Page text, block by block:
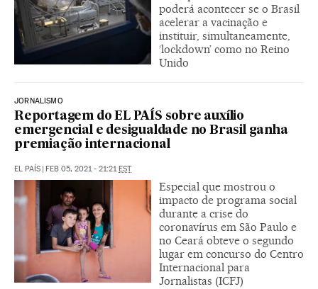
poderá acontecer se o Brasil
acelerar a vacinação e
instituir, simultaneamente,
‘lockdown’ como no Reino
Unido
JORNALISMO
Reportagem do EL PAÍS sobre auxílio
emergencial e desigualdade no Brasil ganha
premiação internacional
EL PAÍS | FEB 05, 2021 - 21:21EST
Especial que mostrou o
impacto de programa social
durante a crise do
coronavírus em São Paulo e
no Ceará obteve o segundo
lugar em concurso do Centro
Internacional para
Jornalistas (ICFJ)